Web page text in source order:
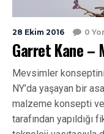
28 Ekim 2016 0
Garret Kane –
Mevsimler
NY’da yaşayan bir
malzeme konsepti ve
tarafından yapıldığı